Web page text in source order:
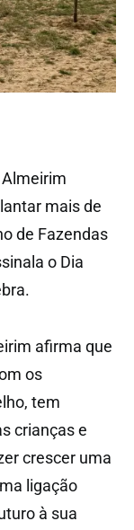
mais de
de Fazendas
o Dia
afirma que
os
tem
crianças e
crescer uma
ligação
à sua